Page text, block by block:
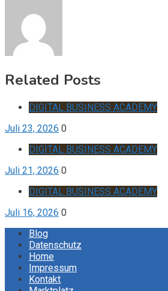
Related Posts
DIGITAL BUSINESS ACADEMY
Juli 23, 2026 0
DIGITAL BUSINESS ACADEMY
Juli 21, 2026 0
DIGITAL BUSINESS ACADEMY
Juli 16, 2026 0
Blog
Datenschutz
Home
Impressum
Kontakt